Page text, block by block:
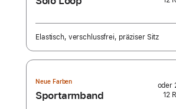
Elastisch, verschlussfrei, präziser Sitz
Neue Farben
Sportarmband
oder
12